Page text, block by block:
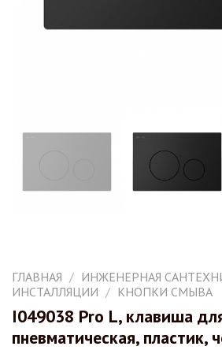
ГЛАВНАЯ / ИНЖЕНЕРНАЯ
ИНСТАЛЛЯЦИИ / КНОПКИ СМЫВА
I049038 Pro L, клавиша
пневматическая, пластик,